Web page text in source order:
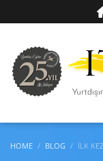
HOME BLOG İLK